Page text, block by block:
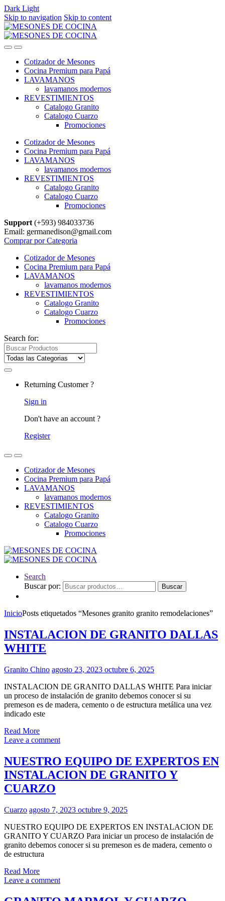
Dark Light
Skip to navigation Skip to content
Cotizador de Mesones
Cocina Premium para Papá
LAVAMANOS
lavamanos modernos
REVESTIMIENTOS
Catalogo Granito
Catalogo Cuarzo
Promociones
Cotizador de Mesones
Cocina Premium para Papá
LAVAMANOS
lavamanos modernos
REVESTIMIENTOS
Catalogo Granito
Catalogo Cuarzo
Promociones
Support (+593) 984033736
Email: germanedison@gmail.com
Comprar por Categoria
Cotizador de Mesones
Cocina Premium para Papá
LAVAMANOS
lavamanos modernos
REVESTIMIENTOS
Catalogo Granito
Catalogo Cuarzo
Promociones
Search for:
Returning Customer ?
Sign in
Don't have an account ?
Register
Cotizador de Mesones
Cocina Premium para Papá
LAVAMANOS
lavamanos modernos
REVESTIMIENTOS
Catalogo Granito
Catalogo Cuarzo
Promociones
Search
Buscar por:
Buscar
InicioPosts etiquetados “Mesones granito granito remodelaciones”
INSTALACION DE GRANITO DALLAS
WHITE
Granito Chino agosto 23, 2023 octubre 6, 2025
INSTALACION DE GRANITO DALLAS WHITE Para iniciar
un proceso de instalación de granito debemos conocer si su
premeson es de madera, cemento o de estructura metálica una vez
indicado este
Read More
Leave a comment
NUESTRO EQUIPO DE EXPERTOS EN
INSTALACION DE GRANITO Y
CUARZO
Cuarzo agosto 7, 2023 octubre 9, 2025
NUESTRO EQUIPO DE EXPERTOS EN INSTALACION DE
GRANITO Y CUARZO Para iniciar un proceso de instalación de
granito debemos conocer si su premeson es de madera, cemento o
de estructura
Read More
Leave a comment